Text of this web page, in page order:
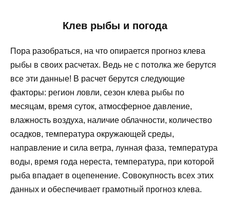
Клев рыбы и погода
Пора разобраться, на что опирается прогноз клева
рыбы в своих расчетах. Ведь не с потолка же берутся
все эти данные! В расчет берутся следующие
факторы: регион ловли, сезон клева рыбы по
месяцам, время суток, атмосферное давление,
влажность воздуха, наличие облачности, количество
осадков, температура окружающей среды,
направление и сила ветра, лунная фаза, температура
воды, время года нереста, температура, при которой
рыба впадает в оцепенение. Совокупность всех этих
данных и обеспечивает грамотный прогноз клева.